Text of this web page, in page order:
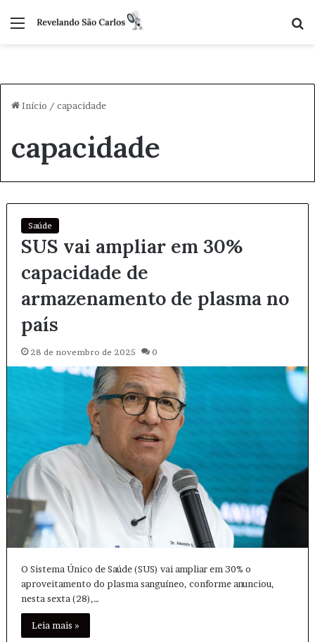
Menu
Início / capacidade
capacidade
Saúde
SUS vai ampliar em 30%
capacidade de
armazenamento de plasma no
país
28 de novembro de 2025 0
O Sistema Único de Saúde (SUS) vai ampliar em 30% o
aproveitamento do plasma sanguíneo, conforme anunciou,
nesta sexta (28),…
Leia mais »